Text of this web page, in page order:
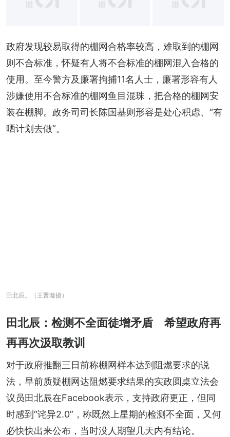
+ 4
政府发现较易取得的棚网合格率较高，难取到的棚网
则不合标准，怀疑有人将不合标准的棚网混入合格的
使用。至今警方及廉署拘捕11名人士，廉署形容有人
涉嫌使用不合标准的棚网鱼目混珠，把合格的棚网安
装在棚脚。政务司司长陈国基则形容是处心积虑、“有
晒计划去做”。
田北辰。（王晋璇摄）
田北辰：检测不全面徒增矛盾 希望政府再
再再次汲取教训
对于政府推翻三日前称棚网样本达到阻燃要求的说
法，早前质疑棚网达阻燃要求结果的实政圆桌立法会
议员田北辰在Facebook表示，支持政府更正，但同
时感到“诧异2.0”，称既然上星期的检测不全面，又何
必快快出来公布，当时没人期望几天内有结论。